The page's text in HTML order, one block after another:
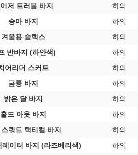
저 트러블 바지
하의
승마 바지
하의
겨울용 슬랙스
하의
반바지 (하얀색)
하의
어리더 스커트
하의
금룡 바지
하의
밝은 달 바지
하의
홀드 아웃 바지
하의
쿼드 택티컬 바지
하의
레이터 바지 (라즈베리색)
하의